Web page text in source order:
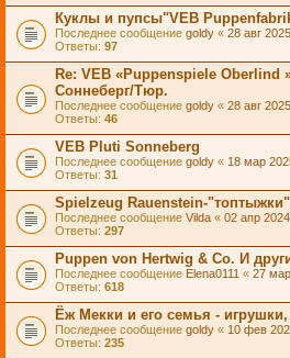
Куклы и пупсы"VEB
Последнее сообщение goldy « 28 авг
Ответы: 97
Re: VEB «Puppenspiele Oberlind
Соннеберг/Тюр.
Последнее сообщение goldy « 28 авг
Ответы: 46
VEB Pluti Sonneberg
Последнее сообщение goldy « 18 мар
Ответы: 31
Spielzeug Rauenstein-"топтыжки"
Последнее сообщение Vilda « 02 апр
Ответы: 297
Puppen von Hertwig & Co. И
Последнее сообщение Elena0111 « 27
Ответы: 618
Ёж Мекки и его семья -
Последнее сообщение goldy « 10 фев
Ответы: 235